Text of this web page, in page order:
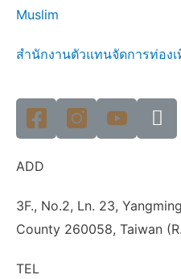
Muslim
สำนักงานตัวแทนจัดการท่องเ
ADD
3F., No.2, Ln. 23,
County 260058, Taiwan
TEL